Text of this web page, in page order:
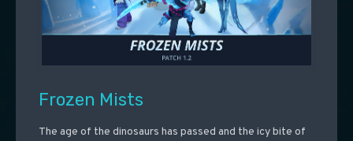
Frozen Mists
The age of the dinosaurs has passed and the icy bite of